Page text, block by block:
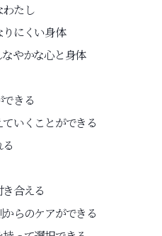
わたし
りにくい身体
やかな心と身体
きる
いくことができる
合える
らのケアができる